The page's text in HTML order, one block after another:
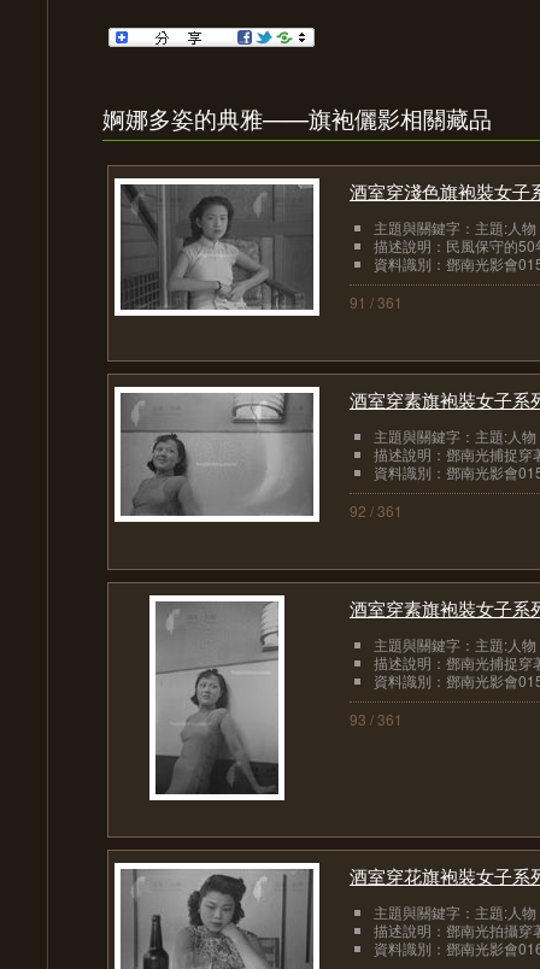
婀娜多姿的典雅——旗袍儷影相關藏品
酒室穿淺色旗袍裝女子
主題與關鍵字：主題:人
描述說明：民風保守的
資料識別：鄧南光影會
91 / 361
酒室穿素旗袍裝女子系
主題與關鍵字：主題:人
描述說明：鄧南光捕捉穿
資料識別：鄧南光影會
92 / 361
酒室穿素旗袍裝女子系
主題與關鍵字：主題:人
描述說明：鄧南光捕捉穿
資料識別：鄧南光影會
93 / 361
酒室穿花旗袍裝女子系
主題與關鍵字：主題:人
描述說明：鄧南光拍攝穿
資料識別：鄧南光影會